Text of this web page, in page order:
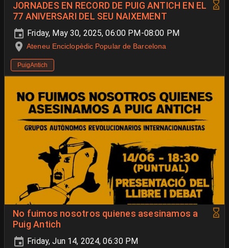
JORNADES EN RECORD DE PUIG ANTICH EN EL
77 ANIVERSARI DEL SEU NAIXEMENT
Friday, May 30, 2025, 06:00 PM-08:00 PM
Ateneu Enciclopèdic Popular de Barcelona
PuigAntich
No fuimos nosotros quienes asesinamos a
Puig Antich
Friday, Jun 14, 2024, 06:30 PM